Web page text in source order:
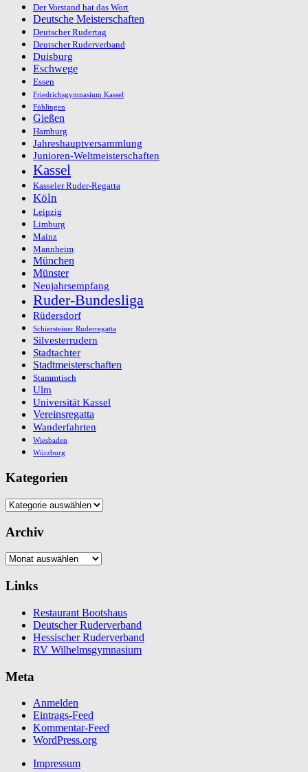
Der Vorstand hat das Wort
Deutsche Meisterschaften
Deutscher Rudertag
Deutscher Ruderverband
Duisburg
Eschwege
Essen
Friedrichsgymnasium Kassel
Fühlingen
Gießen
Hamburg
Jahreshauptversammlung
Junioren-Weltmeisterschaften
Kassel
Kasseler Ruder-Regatta
Köln
Leipzig
Limburg
Mainz
Mannheim
München
Münster
Neujahrsempfang
Ruder-Bundesliga
Rüdersdorf
Schiersteiner Ruderregatta
Silvesterrudern
Stadtachter
Stadtmeisterschaften
Stammtisch
Ulm
Universität Kassel
Vereinsregatta
Wanderfahrten
Wiesbaden
Würzburg
Kategorien
Kategorien
Archiv
Archiv
Links
Restaurant Bootshaus
Deutscher Ruderverband
Hessischer Ruderverband
RV Wilhelmsgymnasium
Meta
Anmelden
Eintrags-Feed
Kommentar-Feed
WordPress.org
Impressum